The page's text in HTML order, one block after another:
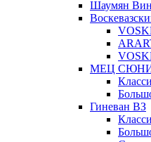
Шаумян Вин
МЕЦ
Гиневан ВЗ